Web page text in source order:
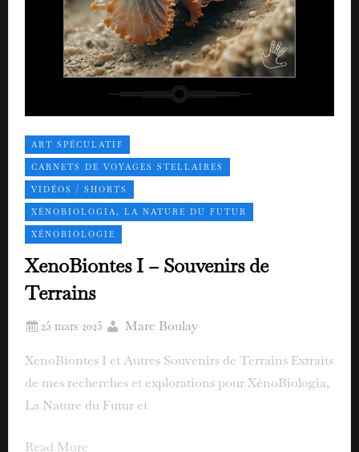
ART SPÉCULATIF
CARNETS DE VOYAGES STELLAIRES
VIDÉOS / SHORTS
XÉNOBIOLOGIA, LA NATURE DU FUTUR
XÉNOBIOLOGIE
XenoBiontes I – Souvenirs de
Terrains
Marc Boulay
XenoBiontes I et Autres Souvenirs de Terrains Extraits
de mes recherches et explorations pour XénoBiologia,
La Nature du Futur et
Read More